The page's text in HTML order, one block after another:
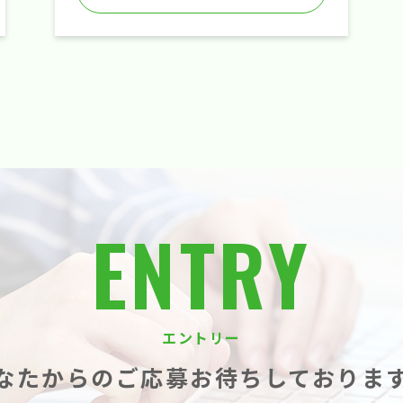
ENTRY
エントリー
たからのご応募お待ちしておりま